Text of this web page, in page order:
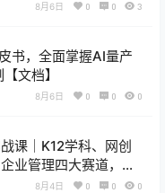
8月6日 0 0 3
书，全面掌握AI量产
文档】
8月6日 0 0 0
课｜K12学科、网创
业管理四大赛道，带
源变现矩阵
8月4日 0 0 0